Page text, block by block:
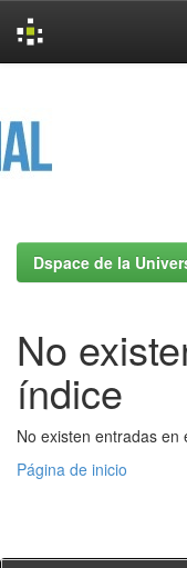
Dspace de la
No
índice
No existen entradas en
Página de inicio